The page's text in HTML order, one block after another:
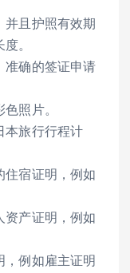
并且护照有效期
。
准确的签证申请
照片。
本旅行行程计
住宿证明，例如
资产证明，例如
，例如雇主证明